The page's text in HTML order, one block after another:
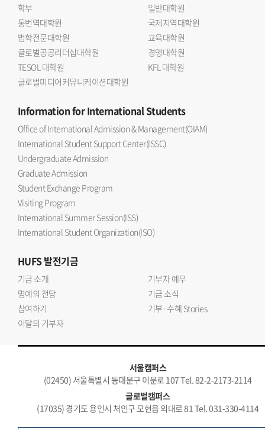
학부
일반대학원
통번역대학원
국제지역대학원
법학전문대학원
교육대학원
글로벌공공리더십대학원
경영대학원
TESOL 대학원
KFL 대학원
글로벌미디어커뮤니케이션대학원
Informationfor International Students
Office of International Admission & Management(OIAM)
International Student Support Center(ISSC)
Undergraduate Admission
Graduate Admission
Student Exchange Program
Visiting Program
International Summer Session(ISS)
International Student Organization(ISO)
HUFS발전기금
기금 소개
기부자 예우
명예의 전당
기금 소식
참여하기
기부·수혜 Stories
이달의 기부자
서울캠퍼스
(02450) 서울특별시 동대문구 이문로 107 Tel. 82-2-2173-2114
글로벌캠퍼스
(17035) 경기도 용인시 처인구 모현읍 외대로 81 Tel. 031-330-4114